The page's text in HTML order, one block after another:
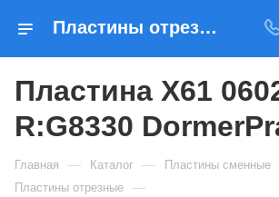
Пластины отрезные Пластина X61 0602-250 R:G8330 DormerPramet — купить по выгодным ценам в Москве
Пластина X61
R:G8330
Главная — Каталог — Пластины сменные
Пластины отрезные —